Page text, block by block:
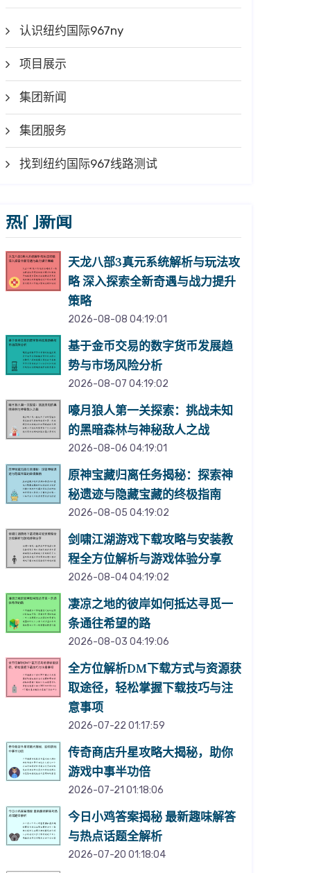
认识纽约国际967ny
项目展示
集团新闻
集团服务
找到纽约国际967线路测试
热门新闻
天龙八部3真元系统解析与玩法攻
略 深入探索全新奇遇与战力提升
策略
2026-08-08 04:19:01
基于金币交易的数字货币发展趋
势与市场风险分析
2026-08-07 04:19:02
嚎月狼人第一关探索：挑战未知
的黑暗森林与神秘敌人之战
2026-08-06 04:19:01
原神宝藏归离任务揭秘：探索神
秘遗迹与隐藏宝藏的终极指南
2026-08-05 04:19:02
剑啸江湖游戏下载攻略与安装教
程全方位解析与游戏体验分享
2026-08-04 04:19:02
凄凉之地的彼岸如何抵达寻觅一
条通往希望的路
2026-08-03 04:19:06
全方位解析DM下载方式与资源获
取途径，轻松掌握下载技巧与注
意事项
2026-07-22 01:17:59
传奇商店升星攻略大揭秘，助你
游戏中事半功倍
2026-07-21 01:18:06
今日小鸡答案揭秘 最新趣味解答
与热点话题全解析
2026-07-20 01:18:04